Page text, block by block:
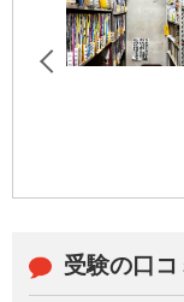
受験の口